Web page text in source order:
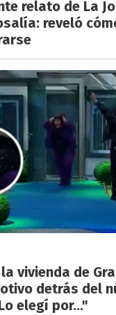
relato de La
reveló
vivienda de
detrás del
elegí por..."